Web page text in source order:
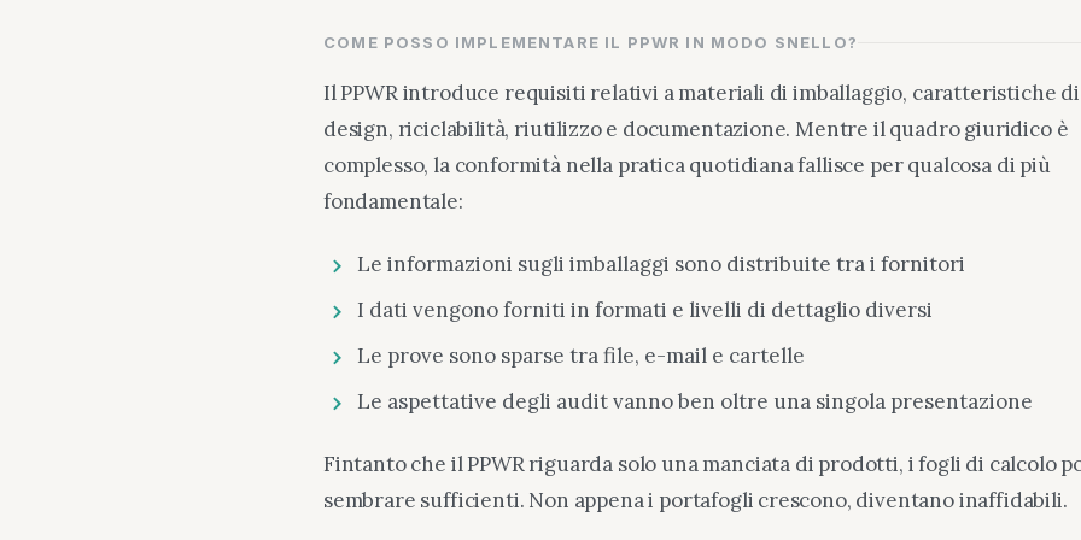
COME POSSO IMPLEMENTARE IL PPWR IN MODO SNELLO?
Il PPWR introduce requisiti relativi a materiali di imballaggio, caratteristiche di
design, riciclabilità, riutilizzo e documentazione. Mentre il quadro giuridico è
complesso, la conformità nella pratica quotidiana fallisce per qualcosa di più
fondamentale:
Le informazioni sugli imballaggi sono distribuite tra i fornitori
I dati vengono forniti in formati e livelli di dettaglio diversi
Le prove sono sparse tra file, e-mail e cartelle
Le aspettative degli audit vanno ben oltre una singola presentazione
Fintanto che il PPWR riguarda solo una manciata di prodotti, i fogli di calcolo
sembrare sufficienti. Non appena i portafogli crescono, diventano inaffidabili.